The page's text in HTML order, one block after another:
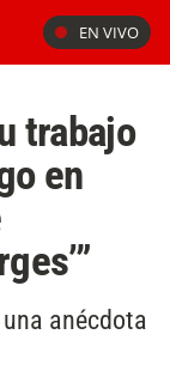
EN VIVO
trabajo
en
anécdota